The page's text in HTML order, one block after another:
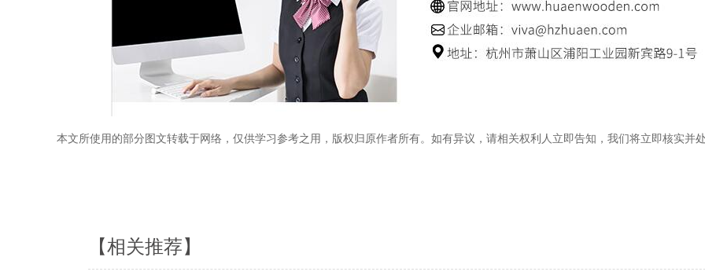
本文所使用的部分图文转载于网络，仅供学习参考之用，版权归原作者所有。如有异议，请相关权利人立即告知，我们将立即核实并处
【相关推荐】